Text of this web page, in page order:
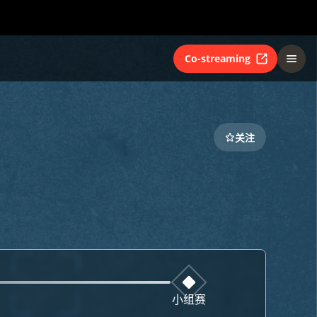
Co-streaming
关注
小组赛